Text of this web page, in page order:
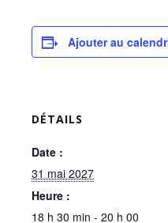
Ajouter au
DÉTAILS
Date :
31 mai 2027
Heure :
18 h 30 min - 20 h 00